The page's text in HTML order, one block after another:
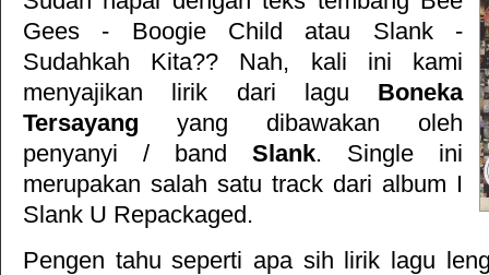
Gees - Boogie Child atau Slank -
Sudahkah Kita?? Nah, kali ini kami
menyajikan lirik dari lagu Boneka
Tersayang yang dibawakan oleh
penyanyi / band Slank. Single ini
merupakan salah satu track dari album I
Slank U Repackaged.
Pengen tahu seperti apa sih lirik lagu